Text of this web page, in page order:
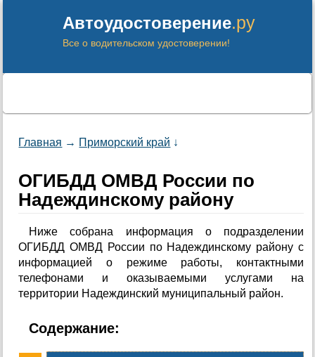
Автоудостоверение.ру
Все о водительском удостоверении!
Главная → Приморский край ↓
ОГИБДД ОМВД России по
Надеждинскому району
Ниже собрана информация о подразделении
ОГИБДД ОМВД России по Надеждинскому району с
информацией о режиме работы, контактными
телефонами и оказываемыми услугами на
территории Надеждинский муниципальный район.
Содержание: